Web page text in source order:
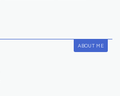
ABOUT ME